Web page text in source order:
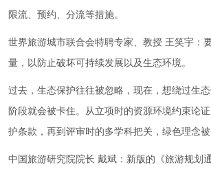
限流、预约、分流等措施。
世界旅游城市联合会特聘专家、教授 王笑宇：
量，以防止破坏可持续发展以及生态环境。
过去，生态保护往往被忽略，现在，想绕过生
阶段就会被卡住。从立项时的资源环境约束论
护条款，再到评审时的多学科把关，绿色理念被
中国旅游研究院院长 戴斌：新版的《旅游规划